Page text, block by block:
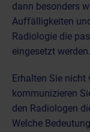
dann besonders
Auffälligkeiten
Radiologie die
eingesetzt werden.
Erhalten Sie
kommunizieren
den Radiologen
Welche